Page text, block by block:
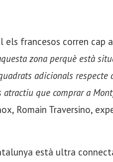
francesos corren cap
zona perquè està
adicionals
que comprar a
Romain Traversino,
està ultra